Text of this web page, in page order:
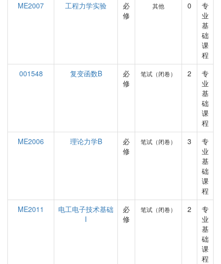
ME2007
工程力学实验
必
修
其他 0
专
业
基
础
课
程
001548
复变函数B
必
修
笔试（闭卷） 2
专
业
基
础
课
程
ME2006
理论力学B
必
修
笔试（闭卷） 3
专
业
基
础
课
程
ME2011
电工电子技术基础
I
必
修
笔试（闭卷） 2
专
业
基
础
课
程